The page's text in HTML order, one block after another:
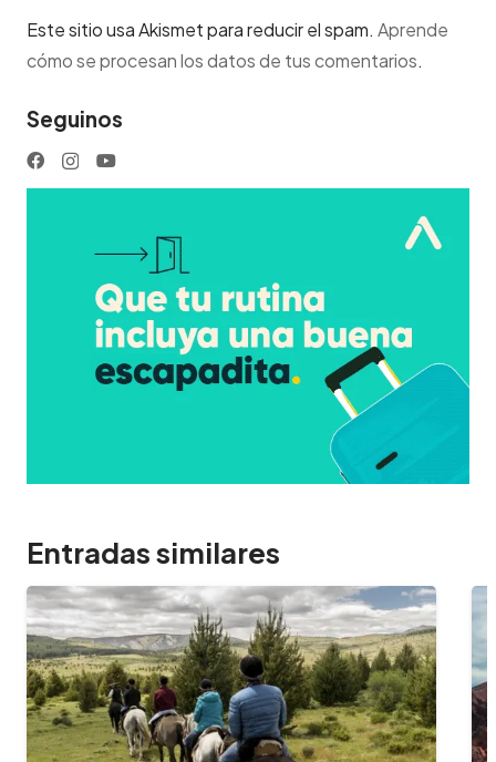
Este sitio usa Akismet para reducir el spam. Aprende
cómo se procesan los datos de tus comentarios.
Seguinos
Entradas similares